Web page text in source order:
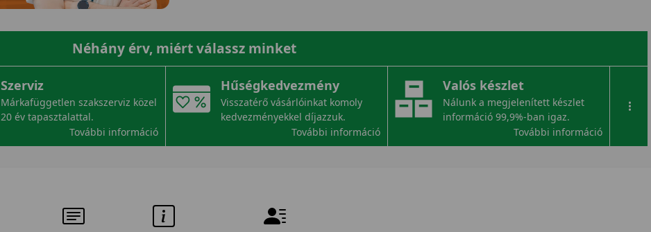
Néhány érv, miért válassz minket
Szerviz
Márkafüggetlen szakszerviz közel
20 év tapasztalattal.
További információ
Hűségkedvezmény
Visszatérő vásárlóinkat komoly
kedvezményekkel díjazzuk.
További információ
Valós készlet
Nálunk a megjelenített készlet
információ 99,9%-ban igaz.
További információ
...